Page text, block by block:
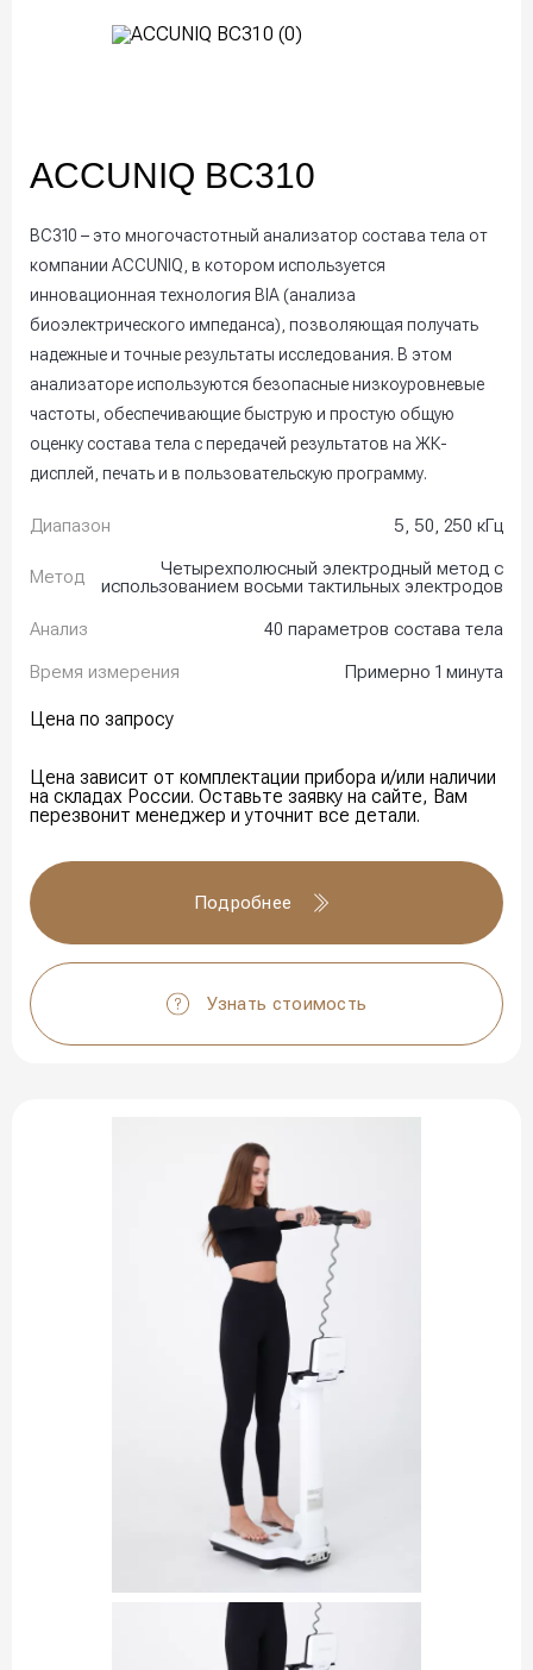
ACCUNIQ BC310
BC310 – это многочастотный анализатор состава тела от
компании ACCUNIQ, в котором используется
инновационная технология BIA (анализа
биоэлектрического импеданса), позволяющая получать
надежные и точные результаты исследования. В этом
анализаторе используются безопасные низкоуровневые
частоты, обеспечивающие быструю и простую общую
оценку состава тела с передачей результатов на ЖК-
дисплей, печать и в пользовательскую программу.
Диапазон 5, 50, 250 кГц
Метод
Четырехполюсный электродный метод с
использованием восьми тактильных электродов
Анализ
40 параметров состава тела
Время измерения
Примерно 1 минута
Цена по запросу
Цена зависит от комплектации прибора и/или наличии
на складах России. Оставьте заявку на сайте, Вам
перезвонит менеджер и уточнит все детали.
Подробнее
Узнать стоимость